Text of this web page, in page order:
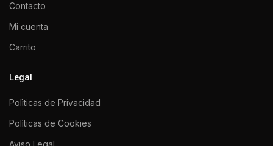
Contacto
Mi cuenta
Carrito
Legal
Polìticas de Privacidad
Polìticas de Cookies